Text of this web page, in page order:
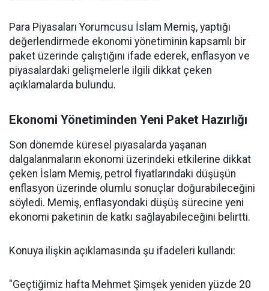
Para Piyasaları Yorumcusu İslam Memiş, yaptığı
değerlendirmede ekonomi yönetiminin kapsamlı bir
paket üzerinde çalıştığını ifade ederek, enflasyon ve
piyasalardaki gelişmelerle ilgili dikkat çeken
açıklamalarda bulundu.
Ekonomi Yönetiminden Yeni Paket Hazırlığı
Son dönemde küresel piyasalarda yaşanan
dalgalanmaların ekonomi üzerindeki etkilerine dikkat
çeken İslam Memiş, petrol fiyatlarındaki düşüşün
enflasyon üzerinde olumlu sonuçlar doğurabileceğini
söyledi. Memiş, enflasyondaki düşüş sürecine yeni
ekonomi paketinin de katkı sağlayabileceğini belirtti.
Konuya ilişkin açıklamasında şu ifadeleri kullandı:
"Geçtiğimiz hafta Mehmet Şimşek yeniden yüzde 20